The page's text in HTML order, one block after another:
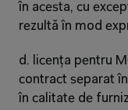
în acesta, cu
rezultă în mod
d. licența pentru
contract separat
în calitate de